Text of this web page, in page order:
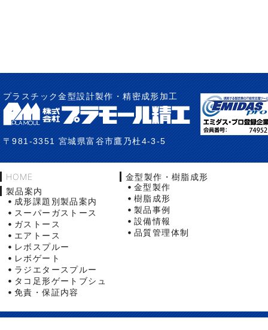
プラスチック金型設計製作・精密成形加工
〒981-3351 宮城県富谷市鷹乃杜4-3-5
HOME
製品案内
成形課題別製品案内
スーパーガストース
ガストース
エアトース
レボスプルー
レボゲート
ラジエタースプルー
タコ足形ゲートブシュ
免責・保証内容
金型製作・樹脂成形
金型製作
樹脂成形
製品事例
設備情報
品質管理体制